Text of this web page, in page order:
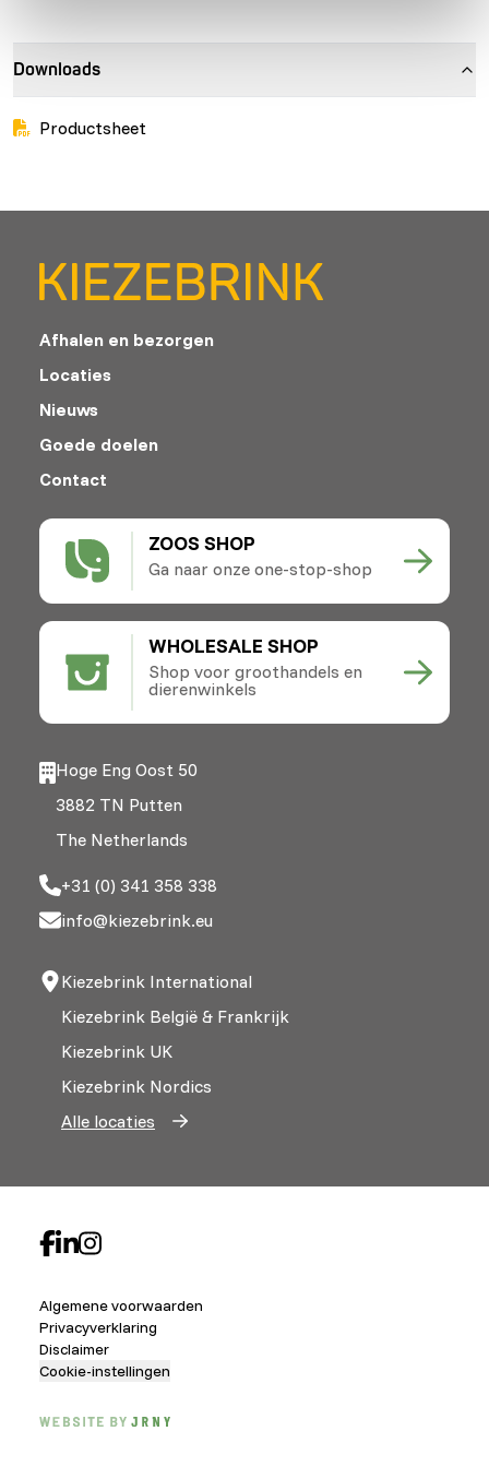
Downloads
Productsheet
ZOOS SHOP
Ga naar onze one-stop-shop
WHOLESALE SHOP
Shop voor groothandels en
dierenwinkels
Afhalen en bezorgen
Locaties
Nieuws
Goede doelen
Contact
Hoge Eng Oost 50
3882 TN Putten
The Netherlands
+31 (0) 341 358 338
info@kiezebrink.eu
Kiezebrink International
Kiezebrink België & Frankrijk
Kiezebrink UK
Kiezebrink Nordics
Alle locaties
Algemene voorwaarden
Privacyverklaring
Disclaimer
Cookie-instellingen